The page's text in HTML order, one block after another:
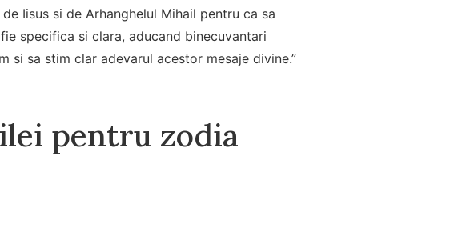
Iisus si de Arhanghelul Mihail pentru ca sa
specifica si clara, aducand binecuvantari
si sa stim clar adevarul acestor mesaje divine.”
pentru zodia